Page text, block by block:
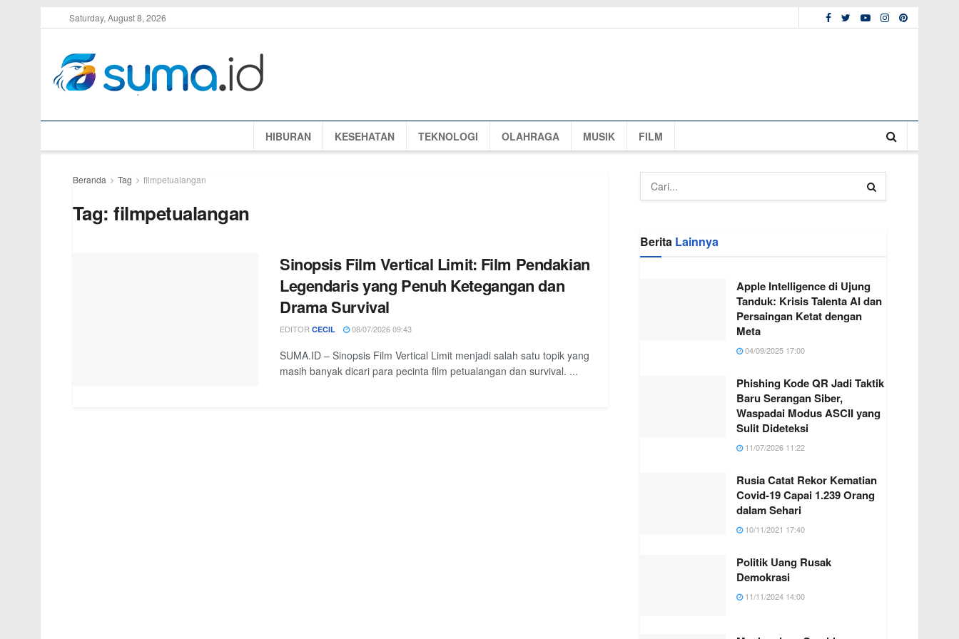
Saturday, August 8, 2026
HIBURAN KESEHATAN TEKNOLOGI OLAHRAGA MUSIK FILM
Beranda Tag filmpetualangan
Tag:filmpetualangan
Sinopsis Film Vertical Limit: Film Pendakian
Legendaris yang Penuh Ketegangan dan
Drama Survival
EDITOR CECIL 08/07/2026 09:43
SUMA.ID – Sinopsis Film Vertical Limit menjadi salah satu topik yang
masih banyak dicari para pecinta film petualangan dan survival. ...
Berita Lainnya
Apple Intelligence di Ujung
Tanduk: Krisis Talenta AI dan
Persaingan Ketat dengan
Meta
04/09/2025 17:00
Phishing Kode QR Jadi Taktik
Baru Serangan Siber,
Waspadai Modus ASCII yang
Sulit Dideteksi
11/07/2026 11:22
Rusia Catat Rekor Kematian
Covid-19 Capai 1.239 Orang
dalam Sehari
10/11/2021 17:40
Politik Uang Rusak
Demokrasi
11/11/2024 14:00